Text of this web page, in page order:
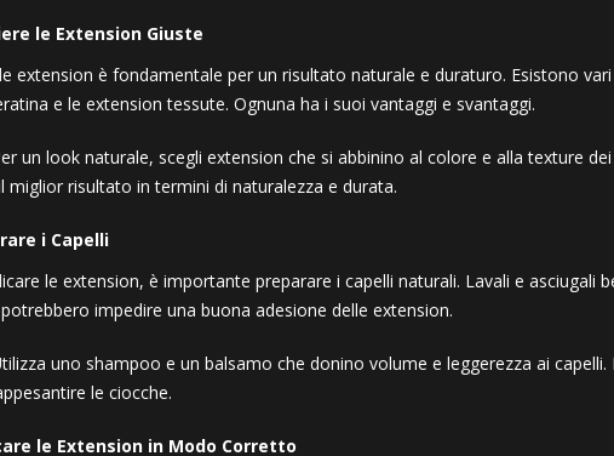
le Extension Giuste
extension è fondamentale per un risultato naturale e duraturo. Esistono
e le extension tessute. Ognuna ha i suoi vantaggi e svantaggi.
un look naturale, scegli extension che si abbinino al colore e alla texture
miglior risultato in termini di naturalezza e durata.
i Capelli
le extension, è importante preparare i capelli naturali. Lavali e asciugali
impedire una buona adesione delle extension.
uno shampoo e un balsamo che donino volume e leggerezza ai
le ciocche.
le Extension in Modo Corretto